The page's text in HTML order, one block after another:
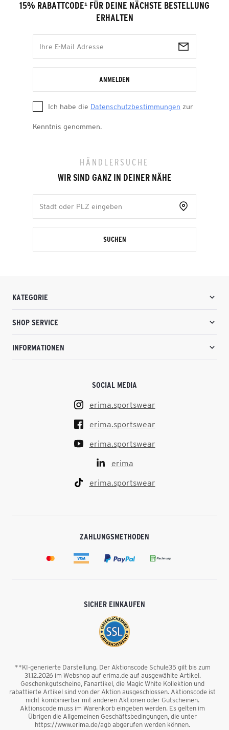
15% RABATTCODE¹ FÜR DEINE NÄCHSTE BESTELLUNG
ERHALTEN
ANMELDEN
Ich habe die Datenschutzbestimmungen zur
Kenntnis genommen.
HÄNDLERSUCHE
WIR SIND GANZ IN DEINER NÄHE
SUCHEN
KATEGORIE
SHOP SERVICE
INFORMATIONEN
SOCIAL MEDIA
erima.sportswear
erima.sportswear
erima.sportswear
erima
erima.sportswear
ZAHLUNGSMETHODEN
SICHER EINKAUFEN
**KI-generierte Darstellung. Der Aktionscode Schule35 gilt bis zum
31.12.2026 im Webshop auf erima.de auf ausgewählte Artikel.
Geschenkgutscheine, Fanartikel, die Magic White Kollektion und
rabattierte Artikel sind von der Aktion ausgeschlossen. Aktionscode ist
nicht kombinierbar mit anderen Aktionen oder Gutscheinen.
Aktionscode muss im Warenkorb eingeben werden. Es gelten im
Übrigen die Allgemeinen Geschäftsbedingungen, die unter
https://www.erima.de/agb abgerufen werden können.